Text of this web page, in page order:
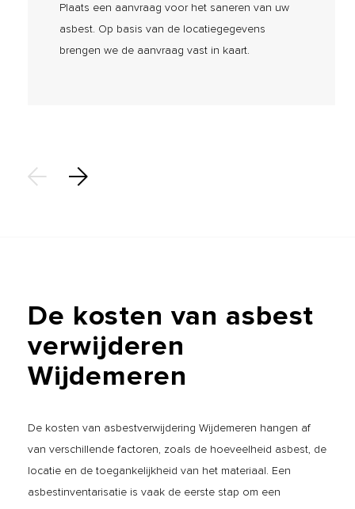
Plaats een aanvraag voor het saneren van uw
asbest. Op basis van de locatiegegevens
brengen we de aanvraag vast in kaart.
De kosten van asbest
verwijderen
Wijdemeren
De kosten van asbestverwijdering Wijdemeren hangen af
van verschillende factoren, zoals de hoeveelheid asbest, de
locatie en de toegankelijkheid van het materiaal. Een
asbestinventarisatie is vaak de eerste stap om een